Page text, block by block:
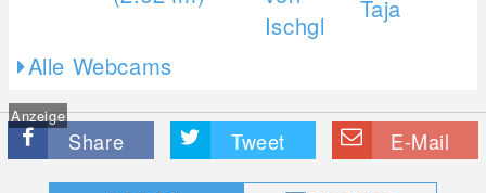
Alle Webcams
Anzeige
Share Tweet E-Mail